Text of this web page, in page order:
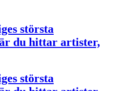
största
du hittar artister,
största